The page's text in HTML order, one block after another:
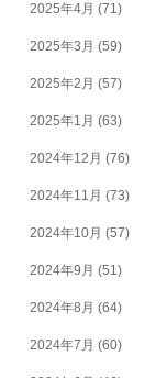
2025年4月 (71)
2025年3月 (59)
2025年2月 (57)
2025年1月 (63)
2024年12月 (76)
2024年11月 (73)
2024年10月 (57)
2024年9月 (51)
2024年8月 (64)
2024年7月 (60)